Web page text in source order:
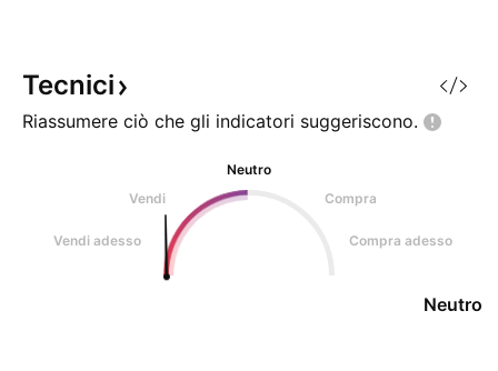
luglio 2008, si o
Tecnici
Riassumere ciò che gli indicatori suggeriscono.
Neutro
Vendi
Compra
Vendi adesso Compra adesso
Neutro